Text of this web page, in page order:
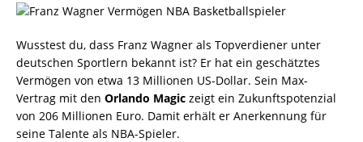
Wusstest du, dass Franz Wagner als Topverdiener unter
deutschen Sportlern bekannt ist? Er hat ein geschätztes
Vermögen von etwa 13 Millionen US-Dollar. Sein Max-
Vertrag mit den Orlando Magic zeigt ein Zukunftspotenzial
von 206 Millionen Euro. Damit erhält er Anerkennung für
seine Talente als NBA-Spieler.